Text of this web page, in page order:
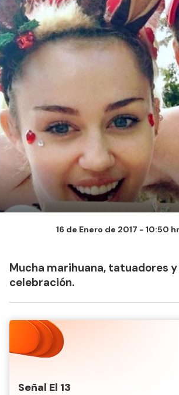
16 de Enero de 2017 - 10:50
Mucha marihuana, tatuadores
celebración.
Señal El 13